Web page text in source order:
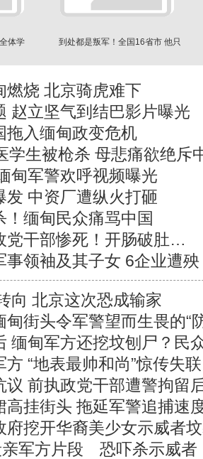
体学
到处都是叛军！全国16省市 他只
燃烧 北京骑虎难下
赵立坚气到结巴影片曝光
拖入缅甸政变危机
学生被枪杀 母悲痛欲绝斥
甸军警欢呼视频曝光
发 中资厂遭纵火打砸
！缅甸民众痛骂中国
党干部惨死！开肠破肚…
事领袖及其子女 6企业遭殃
向 北京这次恐成输家
街头令军警望而生畏的“
缅甸军方还挖坟刨尸？民
“地表最帅和尚”惊传失联
议 前执政党干部遭警拘留
高挂街头 拖延军警追捕速
府挖开华裔美少女示威者
亲军方片段 恐吓杀示威者